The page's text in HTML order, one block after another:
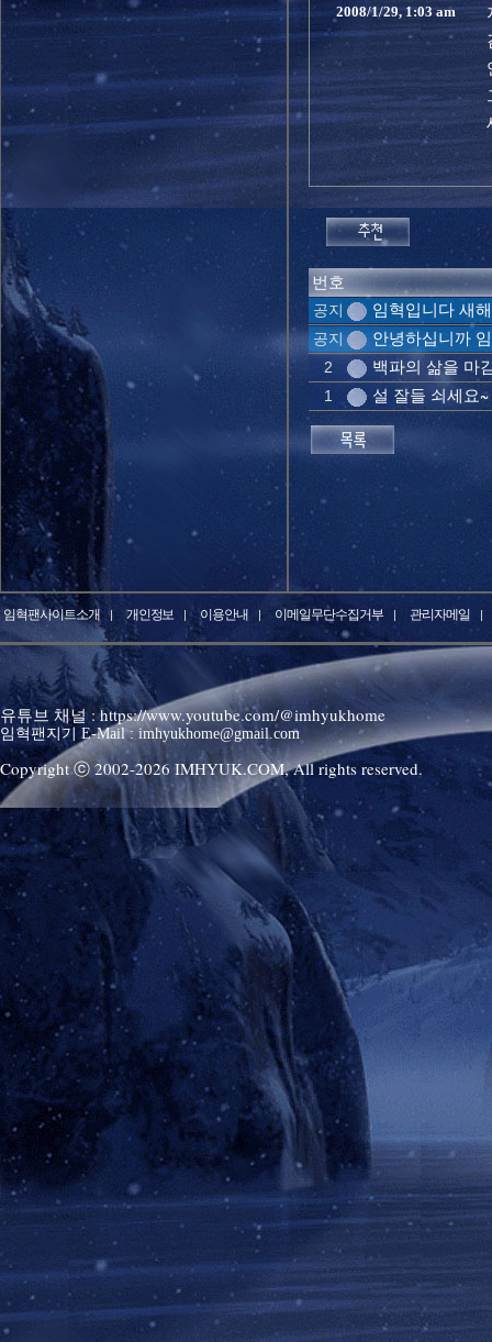
2008/1/29, 1:03 am
번호
공지 임혁입니다 새
공지 안녕하십니까
2 백파의 삶을 마
1 설 잘들 쇠세요~
임혁팬사이트소개 개인정보 이용안내 이메일무단수집거부 관리자메일
유튜브 채널 : https://www.youtube.com/@imhyukhome
임혁팬지기 E-Mail : imhyukhome@gmail.com
Copyright ⓒ 2002-2026 IMHYUK.COM,All rights reserved.